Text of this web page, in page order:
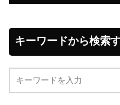
キーワードから検索